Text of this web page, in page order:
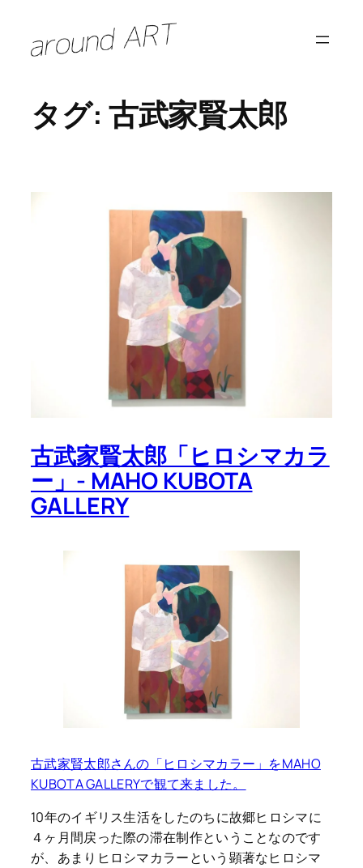
タグ: 古武家賢太郎
古武家賢太郎「ヒロシマカラ
ー」- MAHO KUBOTA
GALLERY
古武家賢太郎さんの「ヒロシマカラー」をMAHO
KUBOTA GALLERYで観て来ました。
10年のイギリス生活をしたのちに故郷ヒロシマに
４ヶ月間戻った際の滞在制作ということなのです
が、あまりヒロシマカラーという顕著なヒロシマ